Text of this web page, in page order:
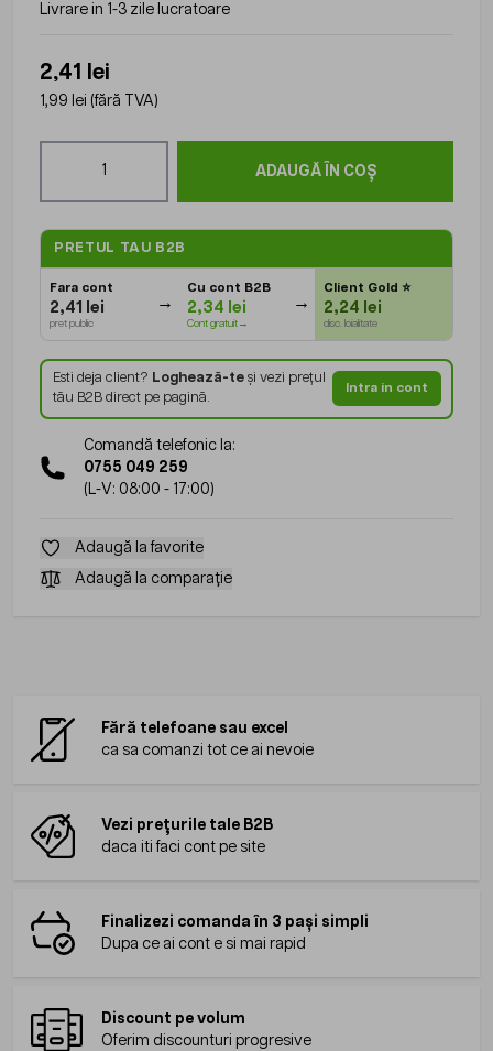
Livrare in 1-3 zile lucratoare
2,41 lei
1,99 lei (fără TVA)
ADAUGĂ ÎN COȘ
PRETUL TAU B2B
Fara cont
2,41 lei
pret public
Cu cont B2B
2,34 lei
Cont gratuit→
Client Gold⭐
2,24 lei
disc. loialitate
Esti deja client? Loghează-teși vezi prețul
tău B2B direct pe pagină.
Intra in cont
Comandă telefonic la:
0755 049 259
(L-V: 08:00 - 17:00)
Adaugă la favorite
Adaugă la comparație
Fără telefoane sau excel
ca sa comanzi tot ce ai nevoie
Vezi prețurile tale B2B
daca iti faci cont pe site
Finalizezi comanda în 3 pași simpli
Dupa ce ai cont e si mai rapid
Discount pe volum
Oferim discounturi progresive